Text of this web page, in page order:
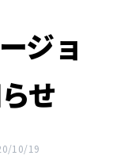
ジョ
せ
10/19